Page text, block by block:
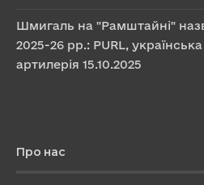
Шмигаль на "Рамштайні"
2025-26 рр.: PURL,
артилерія 15.10.2025
Про нас